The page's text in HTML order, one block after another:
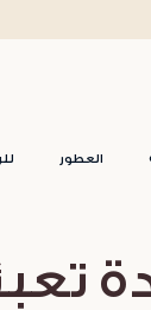
العطور